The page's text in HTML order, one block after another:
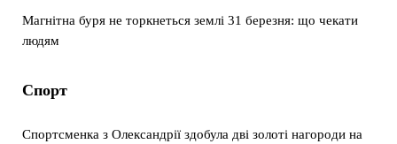
Магнітна буря не торкнеться землі 31 березня: що чекати
людям
Спорт
Спортсменка з Олександрії здобула дві золоті нагороди на